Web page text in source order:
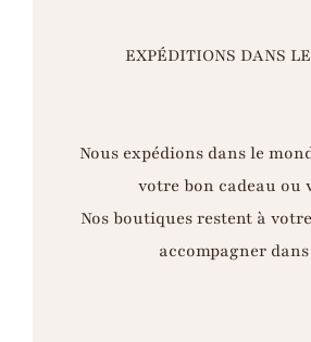
EXPÉDITIONS DANS
Nous expédions dans le
votre bon cadeau ou
Nos boutiques restent à
accompagner